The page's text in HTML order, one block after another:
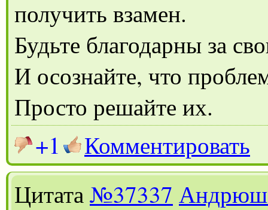
получить взамен.
Будьте благодарны за
И осознайте, что
Просто решайте их.
+1
Комментировать
Цитата№37337